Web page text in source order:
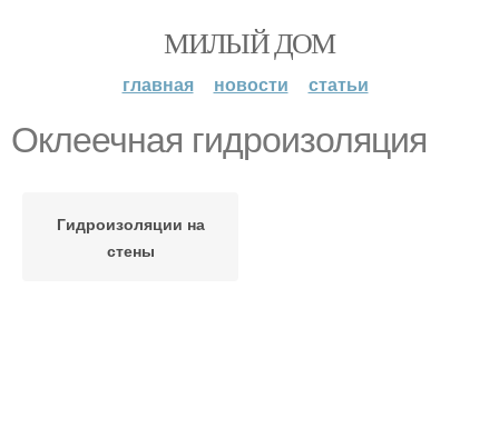
МИЛЫЙ ДОМ
главная новости статьи
Оклеечная гидроизоляция
Гидроизоляции на
стены